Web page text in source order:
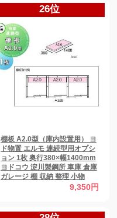
26位
棚板 A2.0型（庫内設置用） ヨ
ド物置 エルモ 連続型用オプシ
ョン 1枚 奥行380×幅1400mm
ヨドコウ 淀川製鋼所 車庫 倉庫
ガレージ 棚 収納 整理 小物
9,350円